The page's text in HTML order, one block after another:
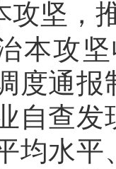
攻坚 ，
本攻
度通
自查
均水